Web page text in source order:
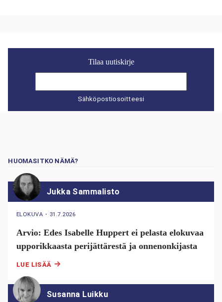
Tilaa uutiskirje
Sähköpostiosoitteesi
HUOMASITKO NÄMÄ?
Jukka Sammalisto
ELOKUVA ・ 31.7.2026
Arvio: Edes Isabelle Huppert ei pelasta elokuvaa
upporikkaasta perijättärestä ja onnenonkijasta
LUE LISÄÄ
Susanna Luikku